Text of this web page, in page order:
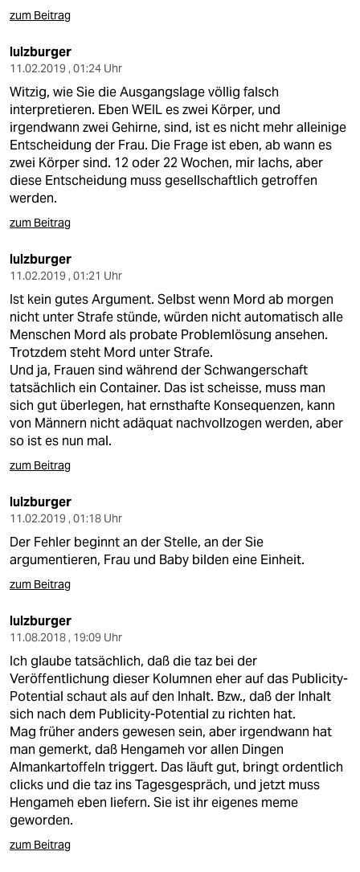
genossenschaft
epaper login
zum Beitrag
lulzburger
11.02.2019 , 01:24 Uhr
Witzig, wie Sie die Ausgangslage völlig falsch
interpretieren. Eben WEIL es zwei Körper, und
irgendwann zwei Gehirne, sind, ist es nicht mehr alleinige
Entscheidung der Frau. Die Frage ist eben, ab wann es
zwei Körper sind. 12 oder 22 Wochen, mir lachs, aber
diese Entscheidung muss gesellschaftlich getroffen
werden.
zum Beitrag
lulzburger
11.02.2019 , 01:21 Uhr
Ist kein gutes Argument. Selbst wenn Mord ab morgen
nicht unter Strafe stünde, würden nicht automatisch alle
Menschen Mord als probate Problemlösung ansehen.
Trotzdem steht Mord unter Strafe.
Und ja, Frauen sind während der Schwangerschaft
tatsächlich ein Container. Das ist scheisse, muss man
sich gut überlegen, hat ernsthafte Konsequenzen, kann
von Männern nicht adäquat nachvollzogen werden, aber
so ist es nun mal.
zum Beitrag
lulzburger
11.02.2019 , 01:18 Uhr
Der Fehler beginnt an der Stelle, an der Sie
argumentieren, Frau und Baby bilden eine Einheit.
zum Beitrag
lulzburger
11.08.2018 , 19:09 Uhr
Ich glaube tatsächlich, daß die taz bei der
Veröffentlichung dieser Kolumnen eher auf das Publicity-
Potential schaut als auf den Inhalt. Bzw., daß der Inhalt
sich nach dem Publicity-Potential zu richten hat.
Mag früher anders gewesen sein, aber irgendwann hat
man gemerkt, daß Hengameh vor allen Dingen
Almankartoffeln triggert. Das läuft gut, bringt ordentlich
clicks und die taz ins Tagesgespräch, und jetzt muss
Hengameh eben liefern. Sie ist ihr eigenes meme
geworden.
zum Beitrag